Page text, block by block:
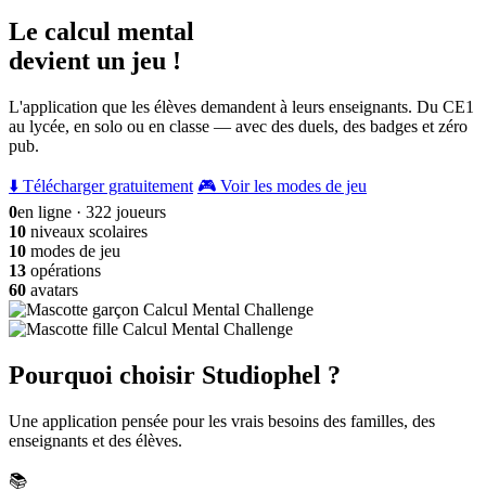
Le calcul mental
devient un jeu !
L'application que les élèves demandent à leurs enseignants. Du CE1
au lycée, en solo ou en classe — avec des duels, des badges et zéro
pub.
⬇️ Télécharger gratuitement 🎮 Voir les modes de jeu
0en ligne · 322 joueurs
10 niveaux scolaires
10 modes de jeu
13 opérations
60 avatars
Pourquoi choisir Studiophel ?
Une application pensée pour les vrais besoins des familles, des
enseignants et des élèves.
📚